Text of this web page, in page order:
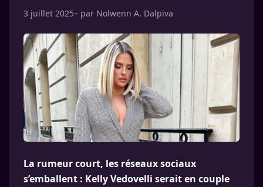
3 juillet 2025– par Nolwenn A. Dalpiva
La rumeur court, les réseaux sociaux
s’emballent : Kelly Vedovelli serait en couple